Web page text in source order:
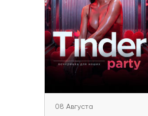
08 Августа
Tinder Party от
IMPREZA
Lublin, Krakow, Warsaw,
Rotterdam
08 Августа